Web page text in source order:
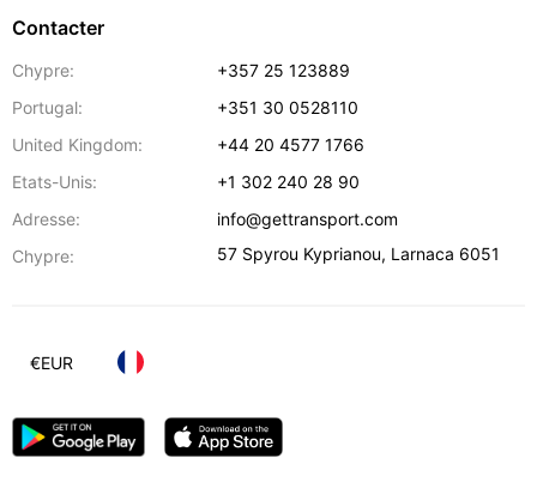
Contacter
Chypre:
+357 25 123889
Portugal:
+351 30 0528110
United Kingdom:
+44 20 4577 1766
Etats-Unis:
+1 302 240 28 90
Adresse:
info@gettransport.com
Chypre:
57 Spyrou Kyprianou, Larnaca 6051
€EUR